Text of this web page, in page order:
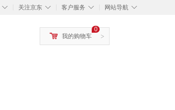
◇ ◇
关注京东 ◇
客户服务 ◇
网站导航
>
0
我的购物车